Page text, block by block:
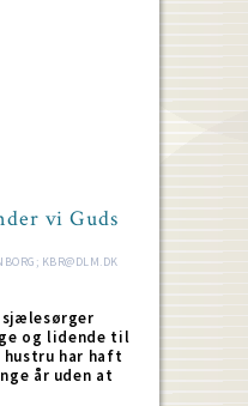
vi Guds
KBR@DLM.DK
og lidende til
hustru har haft
år uden at